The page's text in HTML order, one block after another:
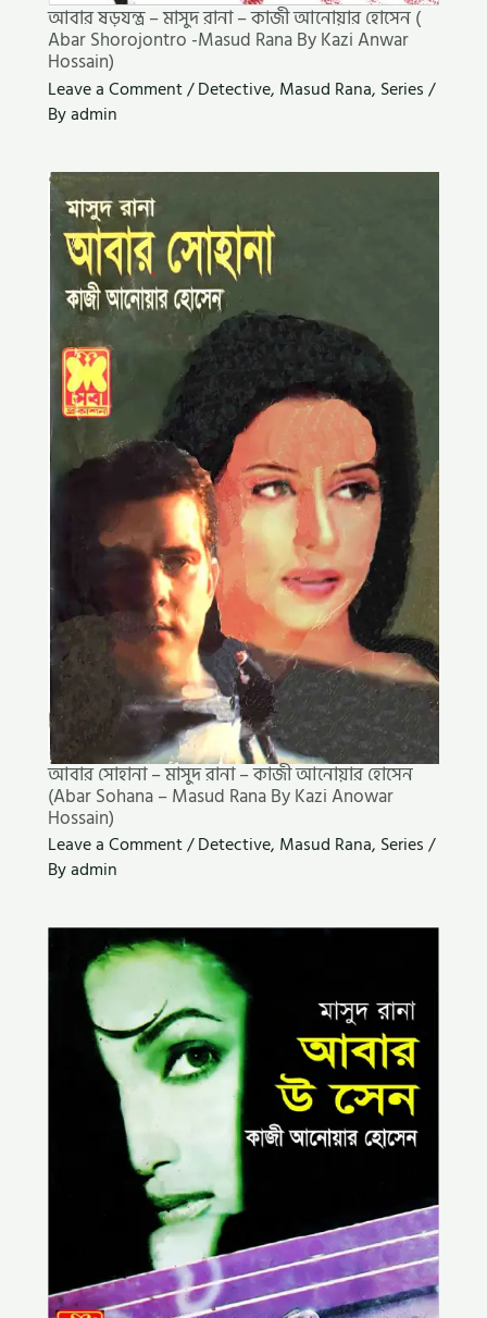
আবার ষড়যন্ত্র – মাসুদ রানা – কাজী আনোয়ার হোসেন (
Abar Shorojontro -Masud Rana By Kazi Anwar
Hossain)
Leave a Comment/Detective, Masud Rana, Series/
Byadmin
আবার সোহানা – মাসুদ রানা – কাজী আনোয়ার হোসেন
(Abar Sohana – Masud Rana By Kazi Anowar
Hossain)
Leave a Comment/Detective, Masud Rana, Series/
Byadmin